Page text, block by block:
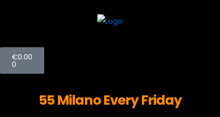
€0.00
0
55 Milano Every Friday